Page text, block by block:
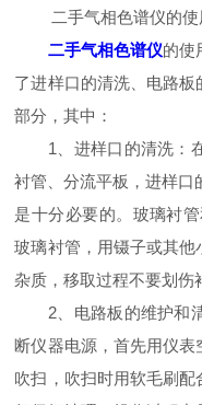
二手气相色谱仪的使
二手气相色谱仪的使
了进样口的清洗、电路
部分，其中：
1、进样口的清洗：在
衬管、分流平板，进样
是十分必要的。玻璃衬
玻璃衬管，用镊子或其
杂质，移取过程不要划伤
2、电路板的维护和清
断仪器电源，首先用仪
吹扫，吹扫时用软毛刷